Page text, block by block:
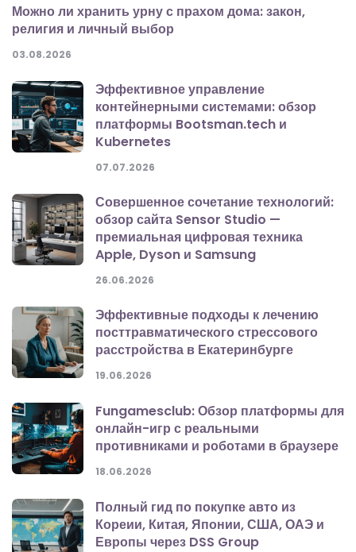
Можно ли хранить урну с прахом дома: закон,
религия и личный выбор
03.08.2026
Эффективное управление
контейнерными системами: обзор
платформы Bootsman.tech и
Kubernetes
07.07.2026
Совершенное сочетание технологий:
обзор сайта Sensor Studio —
премиальная цифровая техника
Apple, Dyson и Samsung
26.06.2026
Эффективные подходы к лечению
посттравматического стрессового
расстройства в Екатеринбурге
19.06.2026
Fungamesclub: Обзор платформы для
онлайн-игр с реальными
противниками и роботами в браузере
18.06.2026
Полный гид по покупке авто из
Кореии, Китая, Японии, США, ОАЭ и
Европы через DSS Group